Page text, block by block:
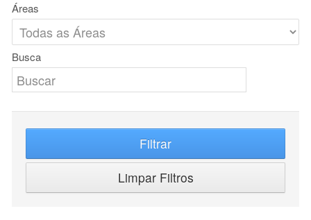
Áreas
Busca
Filtrar
Limpar Filtros